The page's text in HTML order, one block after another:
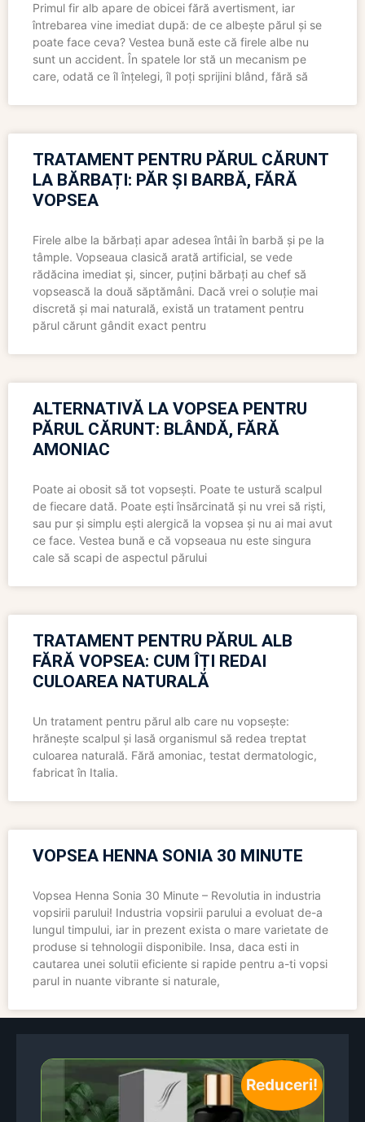
Primul fir alb apare de obicei fără avertisment, iar
întrebarea vine imediat după: de ce albește părul și se
poate face ceva? Vestea bună este că firele albe nu
sunt un accident. În spatele lor stă un mecanism pe
care, odată ce îl înțelegi, îl poți sprijini blând, fără să
TRATAMENT PENTRU PĂRUL CĂRUNT
LA BĂRBAȚI: PĂR ȘI BARBĂ, FĂRĂ
VOPSEA
Firele albe la bărbați apar adesea întâi în barbă și pe la
tâmple. Vopseaua clasică arată artificial, se vede
rădăcina imediat și, sincer, puțini bărbați au chef să
vopsească la două săptămâni. Dacă vrei o soluție mai
discretă și mai naturală, există un tratament pentru
părul cărunt gândit exact pentru
ALTERNATIVĂ LA VOPSEA PENTRU
PĂRUL CĂRUNT: BLÂNDĂ, FĂRĂ
AMONIAC
Poate ai obosit să tot vopsești. Poate te ustură scalpul
de fiecare dată. Poate ești însărcinată și nu vrei să riști,
sau pur și simplu ești alergică la vopsea și nu ai mai avut
ce face. Vestea bună e că vopseaua nu este singura
cale să scapi de aspectul părului
TRATAMENT PENTRU PĂRUL ALB
FĂRĂ VOPSEA: CUM ÎȚI REDAI
CULOAREA NATURALĂ
Un tratament pentru părul alb care nu vopsește:
hrănește scalpul și lasă organismul să redea treptat
culoarea naturală. Fără amoniac, testat dermatologic,
fabricat în Italia.
VOPSEA HENNA SONIA 30 MINUTE
Vopsea Henna Sonia 30 Minute – Revolutia in industria
vopsirii parului! Industria vopsirii parului a evoluat de-a
lungul timpului, iar in prezent exista o mare varietate de
produse si tehnologii disponibile. Insa, daca esti in
cautarea unei solutii eficiente si rapide pentru a-ti vopsi
parul in nuante vibrante si naturale,
Reduceri!